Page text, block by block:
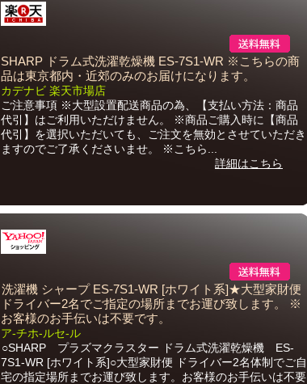
SHARP ドラム式洗濯乾燥機 ES-7S1-WR ※こちらの商
品は東京都内・近郊のみのお届けになります。
カデナビ 楽天市場店
ご注意事項 ※大型設置配送商品の為、【支払い方法：商品
代引】はご利用いただけません。 ※商品ご購入時に【商品
代引】を選択いただいても、ご注文を無効とさせていただき
ますのでご了承くださいませ。 ※こちら...
詳細はこちら
洗濯機 シャープ ES-7S1-WR [ホワイト系]★大型家財便
ドライバー2名でご指定の場所までお運び致します。 ※
お客様のお手伝いは不要です。
ア-チホ-ルセ-ル
○SHARP プラズマクラスター ドラム式洗濯乾燥機 ES-
7S1-WR [ホワイト系]○大型家財便 ドライバー2名体制でご自
宅の指定場所までお運び致します。お客様のお手伝いは不要